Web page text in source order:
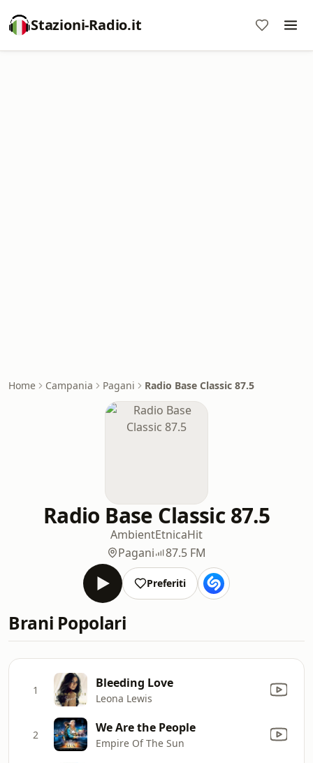
Stazioni-Radio.it
Home Campania Pagani Radio Base Classic 87.5
Radio Base Classic 87.5
AmbientEtnicaHit
Pagani
87.5 FM
Preferiti
Brani Popolari
1 Bleeding Love
Leona Lewis
2 We Are the People
Empire Of The Sun